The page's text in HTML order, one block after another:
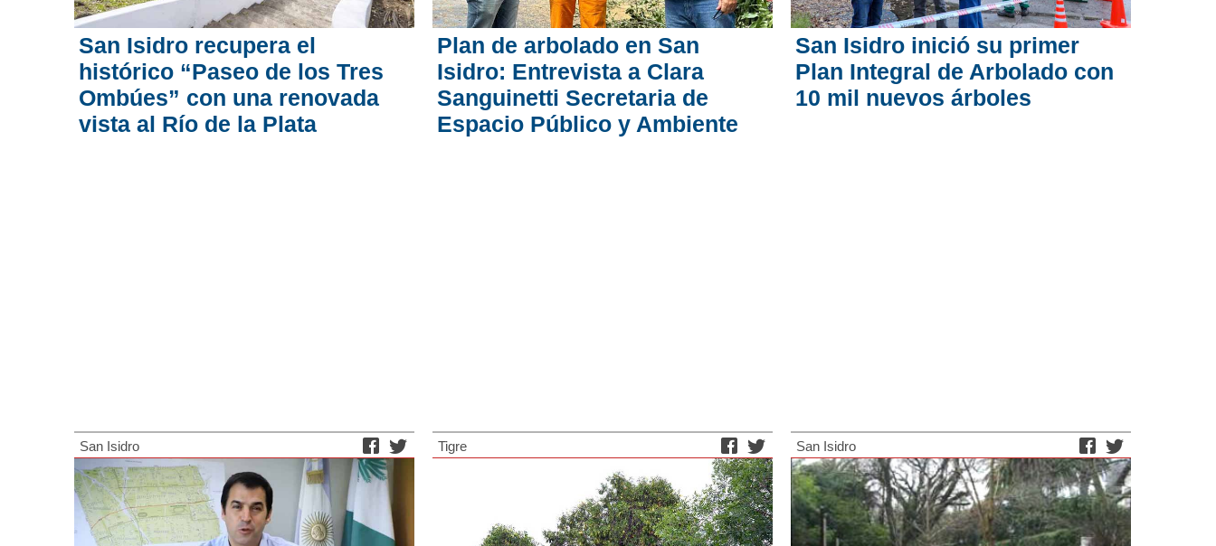
San Isidro recupera el
histórico “Paseo de los Tres
Ombúes” con una renovada
vista al Río de la Plata
Plan de arbolado en San
Isidro: Entrevista a Clara
Sanguinetti Secretaria de
Espacio Público y Ambiente
San Isidro inició su primer
Plan Integral de Arbolado con
10 mil nuevos árboles
San Isidro Tigre San Isidro